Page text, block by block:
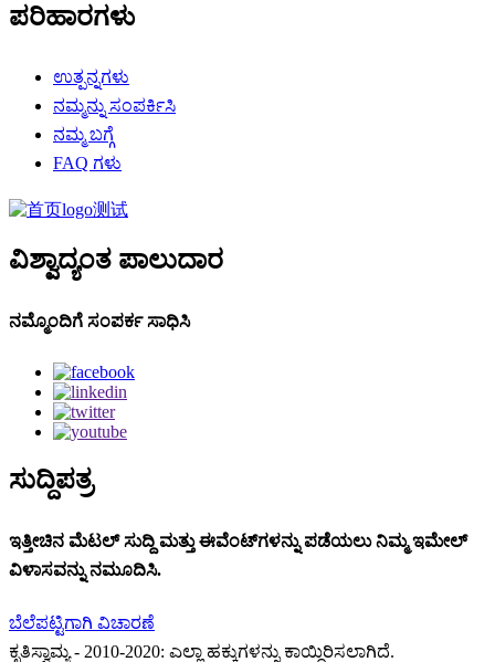
ಪರಿಹಾರಗಳು
ಉತ್ಪನ್ನಗಳು
ನಮ್ಮನ್ನು ಸಂಪರ್ಕಿಸಿ
ನಮ್ಮ ಬಗ್ಗೆ
FAQ ಗಳು
ವಿಶ್ವಾದ್ಯಂತ ಪಾಲುದಾರ
ನಮ್ಮೊಂದಿಗೆ ಸಂಪರ್ಕ ಸಾಧಿಸಿ
ಸುದ್ದಿಪತ್ರ
ಇತ್ತೀಚಿನ ಮೆಟಲ್ ಸುದ್ದಿ ಮತ್ತು ಈವೆಂಟ್‌ಗಳನ್ನು ಪಡೆಯಲು ನಿಮ್ಮ ಇಮೇಲ್
ವಿಳಾಸವನ್ನು ನಮೂದಿಸಿ.
ಬೆಲೆಪಟ್ಟಿಗಾಗಿ ವಿಚಾರಣೆ
ಕೃತಿಸ್ವಾಮ್ಯ - 2010-2020: ಎಲ್ಲಾ ಹಕ್ಕುಗಳನ್ನು ಕಾಯ್ದಿರಿಸಲಾಗಿದೆ.